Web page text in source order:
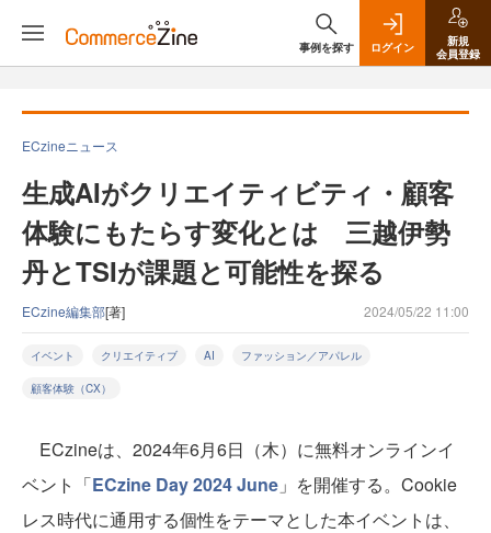
事例を探す ログイン
新規
会員登録
ECzineニュース
生成AIがクリエイティビティ・顧客
体験にもたらす変化とは 三越伊勢
丹とTSIが課題と可能性を探る
ECzine編集部[著] 2024/05/22 11:00
イベント クリエイティブ AI ファッション／アパレル
顧客体験（CX）
ECzineは、2024年6月6日（木）に無料オンラインイ
ベント「ECzine Day 2024 June 」を開催する。Cookie
レス時代に通用する個性をテーマとした本イベントは、